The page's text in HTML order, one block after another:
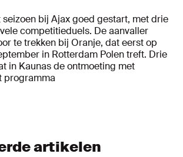
seizoen bij Ajax goed gestart, met drie
competitieduels. De aanvaller
te trekken bij Oranje, dat eerst op
in Rotterdam Polen treft. Drie
in Kaunas de ontmoeting met
programma
artikelen